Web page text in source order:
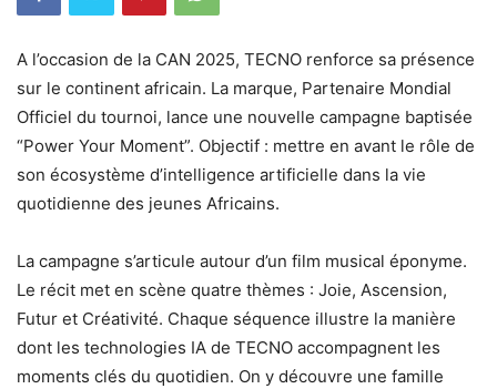
A l’occasion de la CAN 2025, TECNO renforce sa présence
sur le continent africain. La marque, Partenaire Mondial
Officiel du tournoi, lance une nouvelle campagne baptisée
“Power Your Moment”. Objectif : mettre en avant le rôle de
son écosystème d’intelligence artificielle dans la vie
quotidienne des jeunes Africains.
La campagne s’articule autour d’un film musical éponyme.
Le récit met en scène quatre thèmes : Joie, Ascension,
Futur et Créativité. Chaque séquence illustre la manière
dont les technologies IA de TECNO accompagnent les
moments clés du quotidien. On y découvre une famille